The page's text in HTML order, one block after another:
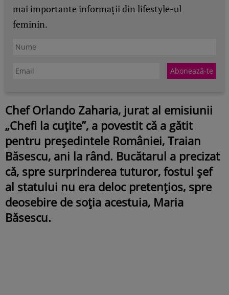
mai importante informații din lifestyle-ul
feminin.
Chef Orlando Zaharia, jurat al emisiunii
„Chefi la cuțite”, a povestit că a gătit
pentru președintele României, Traian
Băsescu, ani la rând. Bucătarul a precizat
că, spre surprinderea tuturor, fostul șef
al statului nu era deloc pretențios, spre
deosebire de soția acestuia, Maria
Băsescu.